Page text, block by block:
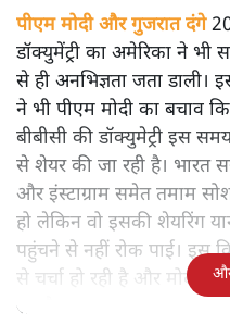
पीएम मोदी और गुजरात दंगे
डॉक्युमेंट्री का अमेरिका ने भी
से ही अनभिज्ञता जता
ने भी पीएम मोदी का बचाव
बीबीसी की डॉक्युमेट्री इस
से शेयर की जा रही है।
और इंस्टाग्राम समेत तमाम
हो लेकिन वो इसकी शेयरिंग
पहुंचने से नहीं रोक पाई। इस
से चर्चा हो रही है और मोदी
रहा है।